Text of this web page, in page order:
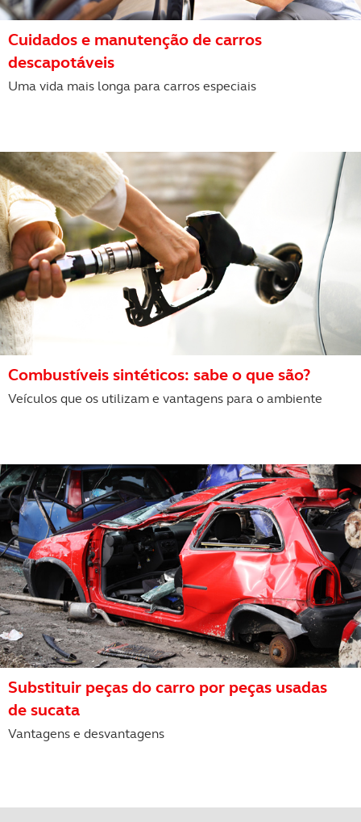
Cuidados e manutenção de carros
descapotáveis
Uma vida mais longa para carros especiais
Combustíveis sintéticos: sabe o que são?
Veículos que os utilizam e vantagens para o ambiente
Substituir peças do carro por peças usadas
de sucata
Vantagens e desvantagens